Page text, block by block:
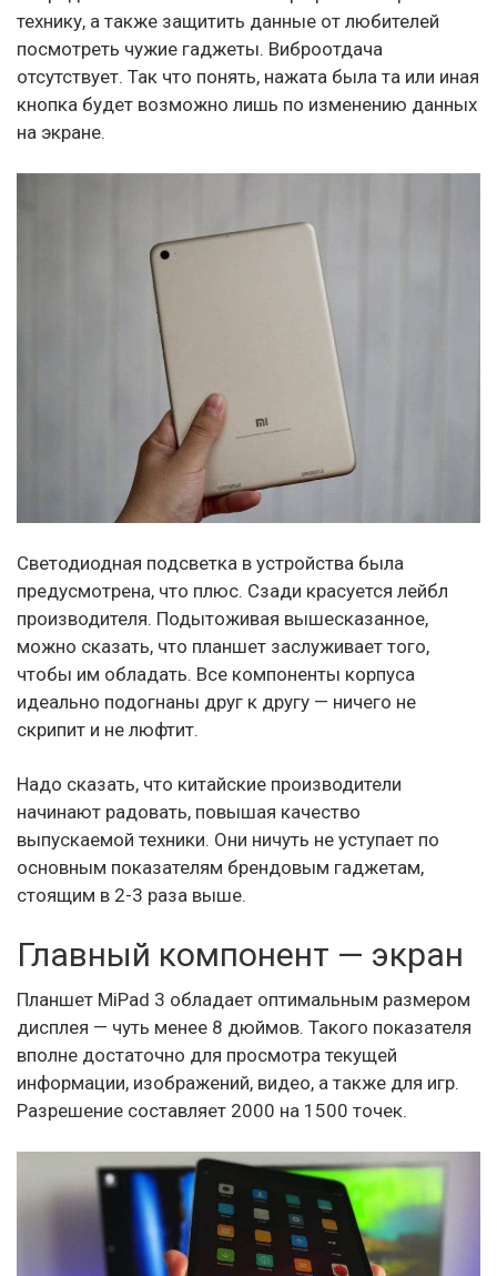
технику, а также защитить данные от любителей
посмотреть чужие гаджеты. Виброотдача
отсутствует. Так что понять, нажата была та или иная
кнопка будет возможно лишь по изменению данных
на экране.
Светодиодная подсветка в устройства была
предусмотрена, что плюс. Сзади красуется лейбл
производителя. Подытоживая вышесказанное,
можно сказать, что планшет заслуживает того,
чтобы им обладать. Все компоненты корпуса
идеально подогнаны друг к другу — ничего не
скрипит и не люфтит.
Надо сказать, что китайские производители
начинают радовать, повышая качество
выпускаемой техники. Они ничуть не уступает по
основным показателям брендовым гаджетам,
стоящим в 2-3 раза выше.
Главный компонент — экран
Планшет MiPad 3 обладает оптимальным размером
дисплея — чуть менее 8 дюймов. Такого показателя
вполне достаточно для просмотра текущей
информации, изображений, видео, а также для игр.
Разрешение составляет 2000 на 1500 точек.